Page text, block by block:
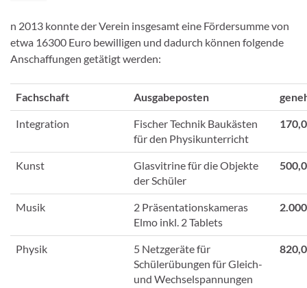
n 2013 konnte der Verein insgesamt eine Fördersumme von
etwa 16300 Euro bewilligen und dadurch können folgende
Anschaffungen getätigt werden:
Fachschaft Ausgabeposten
Integration
Fischer Technik Baukästen
für den Physikunterricht
Kunst
Glasvitrine für die Objekte
der Schüler
Musik
2 Präsentationskameras
Elmo inkl. 2 Tablets
Physik
5 Netzgeräte für
Schülerübungen für Gleich-
und Wechselspannungen